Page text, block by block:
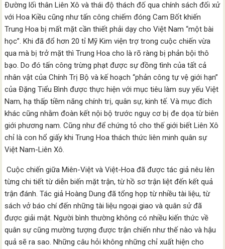
Ðường lối thân Liên Xô và thái độ thách đố qua chính sách đối xử
với Hoa Kiều cũng như tấn công chiếm đóng Cam Bốt khiến
Trung Hoa bị mất mặt cần thiết phải dạy cho Việt Nam “một bài
học”. Khi đã đổ hơn 20 tỉ Mỹ Kim viện trợ trong cuộc chiến vừa
qua mà bị trở mặt thì Trung Hoa cho là rõ ràng bị phản bội thô
bạo. Do đó tấn công trừng phạt được sự đồng tình của tất cả
nhân vật của Chính Trị Bộ và kế hoạch “phản công tự vệ giới hạn”
của Ðặng Tiểu Bình được thực hiện với mục tiêu làm suy yếu Việt
Nam, hạ thấp tiềm năng chính trị, quân sự, kinh tế. Và mục đích
khác cũng nhằm đoàn kết nội bộ trước nguy cơ bị đe dọa từ biên
giới phương nam. Cũng như để chứng tỏ cho thế giới biết Liên Xô
chỉ là con hổ giấy khi Trung Hoa thách thức liên minh quân sự
Việt Nam-Liên Xô.
Cuộc chiến giữa Miên-Việt và Việt-Hoa đã được tác giả nêu lên
từng chi tiết từ diễn biến mặt trận, từ hồ sơ trận liệt đến kết quả
trận đánh. Tác giả Hoàng Dung đã tổng họp từ nhiều tài liệu, từ
sách vở báo chí đến những tài liệu ngoại giao và quân sử đã
được giải mật. Người bình thường không có nhiều kiến thức về
quân sự cũng mường tượng được trận chiến như thế nào và hậu
quả sẽ ra sao. Những câu hỏi không những chỉ xuất hiện cho